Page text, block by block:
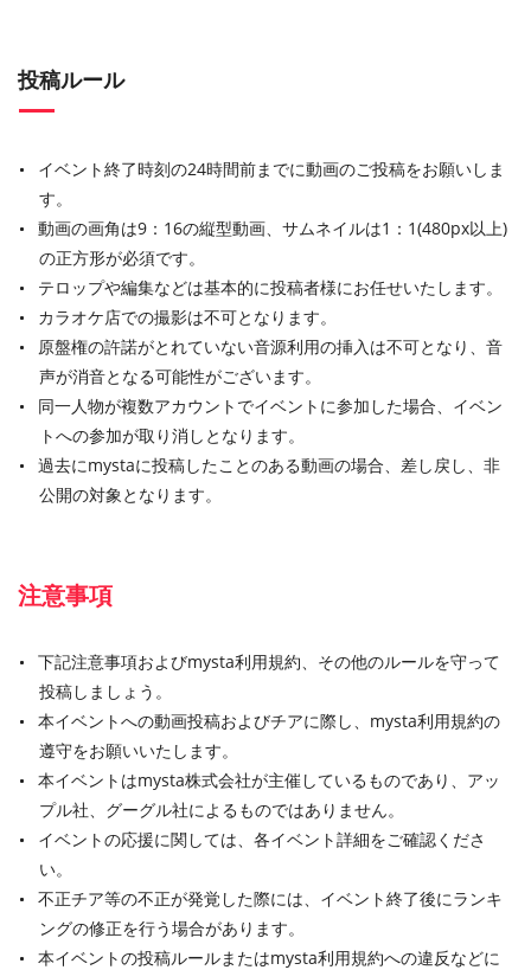
投稿ルール
イベント終了時刻の24時間前までに動画のご投稿をお願いしま
す。
動画の画角は9：16の縦型動画、サムネイルは1：1(480px以上)
の正方形が必須です。
テロップや編集などは基本的に投稿者様にお任せいたします。
カラオケ店での撮影は不可となります。
原盤権の許諾がとれていない音源利用の挿入は不可となり、音
声が消音となる可能性がございます。
同一人物が複数アカウントでイベントに参加した場合、イベン
トへの参加が取り消しとなります。
過去にmystaに投稿したことのある動画の場合、差し戻し、非
公開の対象となります。
注意事項
下記注意事項およびmysta利用規約、その他のルールを守って
投稿しましょう。
本イベントへの動画投稿およびチアに際し、mysta利用規約の
遵守をお願いいたします。
本イベントはmysta株式会社が主催しているものであり、アッ
プル社、グーグル社によるものではありません。
イベントの応援に関しては、各イベント詳細をご確認くださ
い。
不正チア等の不正が発覚した際には、イベント終了後にランキ
ングの修正を行う場合があります。
本イベントの投稿ルールまたはmysta利用規約への違反などに